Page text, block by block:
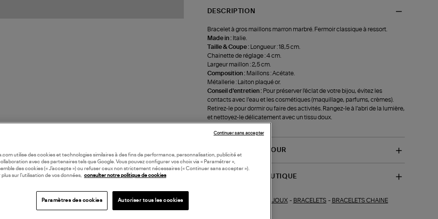
DESCRIPTION
Bracelet à gros maillons marron marbré. Fermoir classique à ressort.
Made in : Italie.
Taille & Coupe :
Longueur : 18,5 cm.
Chainette de réglage : 4 cm.
Largeur maillon : 2,5 cm.
Composition : Maillons : Acétate.
Métallerie : Laiton plaqué or.
Conseil d'entretien : Pour préserver l'éclat de votre bijou, évitez les
contacts avec l’eau et les cosmétiques (maquillage, parfums, crèmes).
Retirez-le pour dormir ou faire des activités. Rangez-le à l'abri de la lumière,
et nettoyez-le délicatement avec un tissu doux.
LIVRAISON ET RETOUR
DISPONIBILITÉ BOUTIQUE
BIJOUX- BRACELETS - BRACELETS CHAINE
utilise des cookies et technologies similaires à des fins de performance, personnalisation, publicité et
avec des partenaires tels que Google. Vous pouvez configurer vos choix via « Paramétrer »,
des cookies (« J’accepte ») ou refuser ceux non strictement nécessaires (« Continuer sans accepter »).
plus sur l’utilisation de vos données, consulter notre politique de cookies
Paramètres des cookies Autoriser tous les cookies
Continuer sans accepter